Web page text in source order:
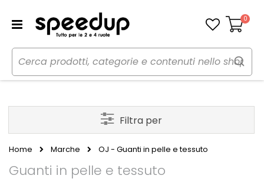
Carrello
0
Home Marche OJ - Guanti in pelle e tessuto
Guanti in pelle e tessuto
Filtra per